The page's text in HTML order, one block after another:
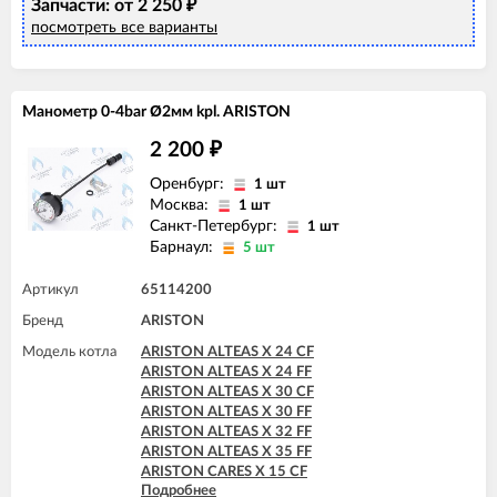
ARISTON HS X 24 CF
ARISTON HS X 24 FF
ARISTON MATIS 24 CF
Запчасти: от 2 250 ₽
посмотреть все варианты
Манометр 0-4bar Ø2мм kpl. ARISTON
2 200 ₽
Оренбург: 1 шт
Москва: 1 шт
Санкт-Петербург: 1 шт
Барнаул: 5 шт
Артикул 65114200
Бренд ARISTON
Модель котла
ARISTON ALTEAS X 24 CF
ARISTON ALTEAS X 24 FF
ARISTON ALTEAS X 30 CF
ARISTON ALTEAS X 30 FF
ARISTON ALTEAS X 32 FF
ARISTON ALTEAS X 35 FF
ARISTON CARES X 15 CF
ARISTON CARES X 15 FF
Подробнее